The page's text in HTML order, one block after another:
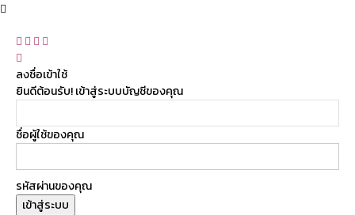
ลงชื่อเข้าใช้
ยินดีต้อนรับ! เข้าสู่ระบบบัญชีของคุณ
ชื่อผู้ใช้ของคุณ
รหัสผ่านของคุณ